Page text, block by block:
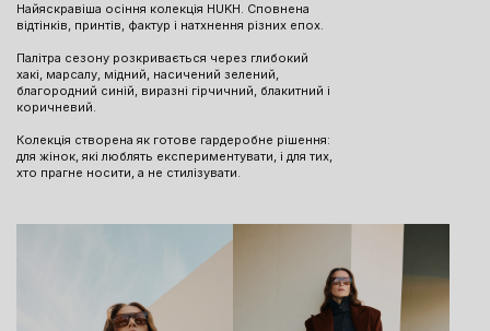
Найяскравіша осіння колекція HUKH. Сповнена
відтінків, принтів, фактур і натхнення різних епох.
Палітра сезону розкривається через глибокий
хакі, марсалу, мідний, насичений зелений,
благородний синій, виразні гірчичний, блакитний і
коричневий.
Колекція створена як готове гардеробне рішення:
для жінок, які люблять експериментувати, і для тих,
хто прагне носити, а не стилізувати.